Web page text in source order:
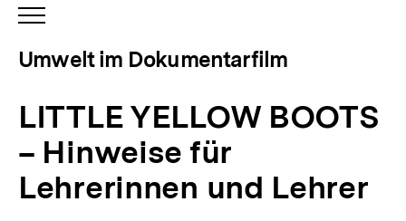
Hinweise
für
Lehrerinnen
und
Dokumentarfilm
bpb.de
INHALTSNAVIGATION
Umwelt im Dokumentarfilm
LITTLE YELLOW BOOTS
– Hinweise für
Lehrerinnen und Lehrer